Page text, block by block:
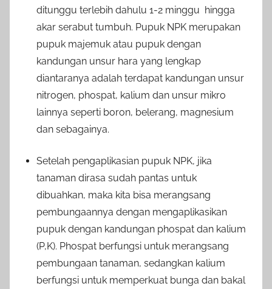
ditunggu terlebih dahulu 1-2 minggu hingga
akar serabut tumbuh. Pupuk NPK merupakan
pupuk majemuk atau pupuk dengan
kandungan unsur hara yang lengkap
diantaranya adalah terdapat kandungan unsur
nitrogen, phospat, kalium dan unsur mikro
lainnya seperti boron, belerang, magnesium
dan sebagainya.
Setelah pengaplikasian pupuk NPK, jika
tanaman dirasa sudah pantas untuk
dibuahkan, maka kita bisa merangsang
pembungaannya dengan mengaplikasikan
pupuk dengan kandungan phospat dan kalium
(P,K). Phospat berfungsi untuk merangsang
pembungaan tanaman, sedangkan kalium
berfungsi untuk memperkuat bunga dan bakal